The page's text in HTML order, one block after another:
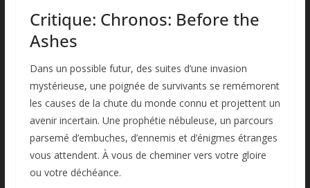
Critique: Chronos: Before the
Ashes
Dans un possible futur, des suites d’une invasion
mystérieuse, une poignée de survivants se remémorent
les causes de la chute du monde connu et projettent un
avenir incertain. Une prophétie nébuleuse, un parcours
parsemé d’embuches, d’ennemis et d’énigmes étranges
vous attendent. À vous de cheminer vers votre gloire
ou votre déchéance.